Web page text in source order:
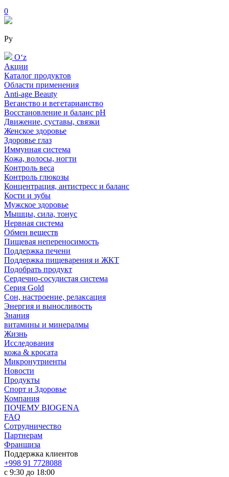
0
Ру
Oʻz
Акции
Каталог продуктов
Области применения
Anti-age Beauty
Веганство и вегетарианство
Восстановление и баланс pH
Движение, суставы, связки
Женское здоровье
Здоровье глаз
Иммунная система
Кожа, волосы, ногти
Контроль веса
Контроль глюкозы
Концентрация, антистресс и баланс
Кости и зубы
Мужское здоровье
Мышцы, сила, тонус
Нервная система
Обмен веществ
Пищевая непереносимость
Поддержка печени
Поддержка пищеварения и ЖКТ
Подобрать продукт
Сердечно-сосудистая система
Серия Gold
Сон, настроение, релаксация
Энергия и выносливость
Знания
витамины и минералмы
Жизнь
Исследования
кожа & кросата
Микронутриенты
Новости
Продукты
Спорт и Здоровье
Компания
ПОЧЕМУ BIOGENA
FAQ
Сотрудничество
Партнерам
Франшиза
Поддержка клиентов
+998 91 7728088
с 9:30 до 18:00